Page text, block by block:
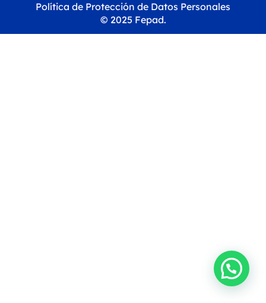
© 2025 Fepad.
Política de Protección de Datos Personales